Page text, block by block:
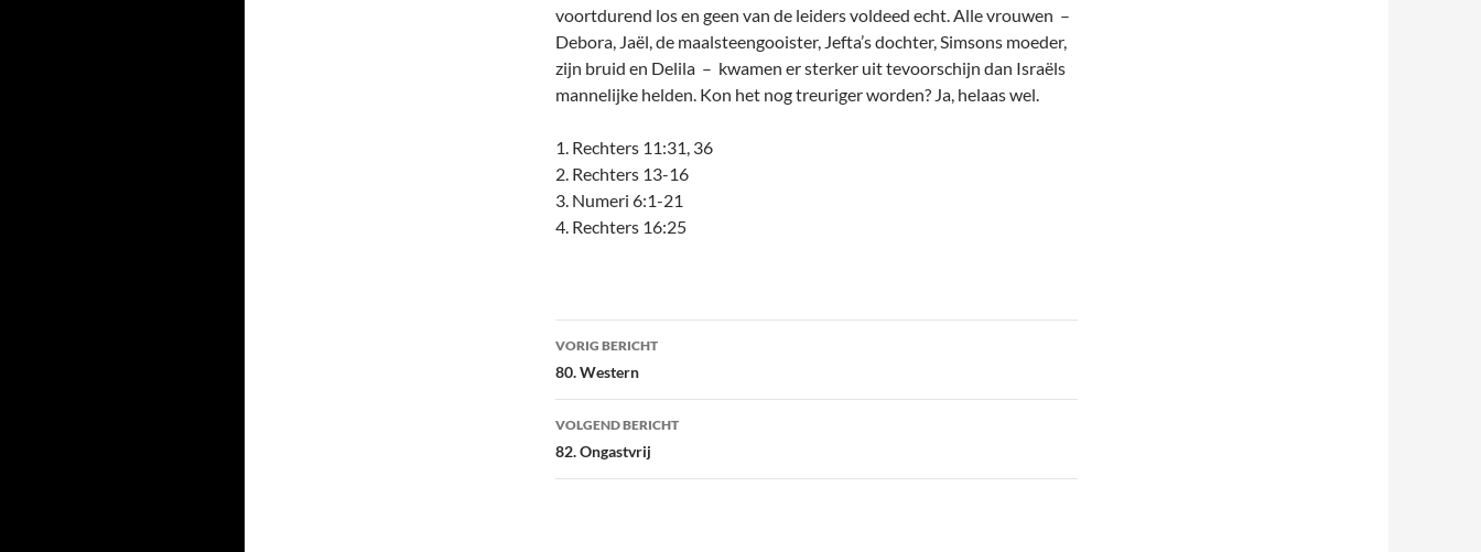
voortdurend los en geen van de leiders voldeed echt. Alle vrouwen –
Debora, Jaël, de maalsteengooister, Jefta’s dochter, Simsons moeder,
zijn bruid en Delila – kwamen er sterker uit tevoorschijn dan Israëls
mannelijke helden. Kon het nog treuriger worden? Ja, helaas wel.
1. Rechters 11:31, 36
2. Rechters 13-16
3. Numeri 6:1-21
4. Rechters 16:25
Bericht
navigatie
VORIG BERICHT
80. Western
VOLGEND BERICHT
82. Ongastvrij